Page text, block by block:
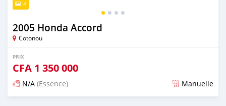
4
2005 Honda Accord
Cotonou
PRIX
CFA 1 350 000
N/A (Essence) Manuelle